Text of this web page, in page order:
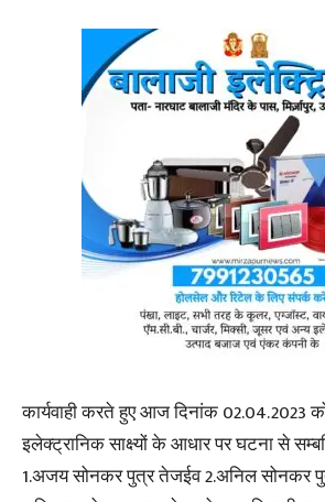
कार्यवाही करते हुए आज दिनांक 02.04.2023
इलेक्ट्रानिक साक्ष्यों के आधार पर घटना से
1.अजय सोनकर पुत्र तेजईव 2.अनिल सोनकर